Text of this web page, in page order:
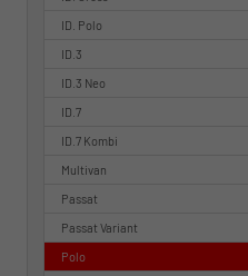
ID. Polo
ID.3
ID.3 Neo
ID.7
ID.7 Kombi
Multivan
Passat
Passat Variant
Polo